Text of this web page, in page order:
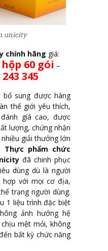
unicity
chính hãng giá:
60 gói –
345
sung được hàng
thế giới yêu thích,
giá cao, được
lượng, chứng nhận
giải thưởng lớn
Thực phẩm chức
đã chinh phục
dùng dù là người
hợp với mọi cơ địa,
trạng người dùng.
1 liệu trình đặc biệt
ảnh hưởng hệ
mệt mỏi, không
bất kỳ chức năng